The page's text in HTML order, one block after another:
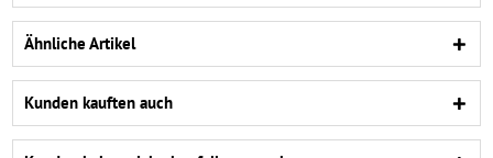
Ähnliche Artikel
Kunden kauften auch